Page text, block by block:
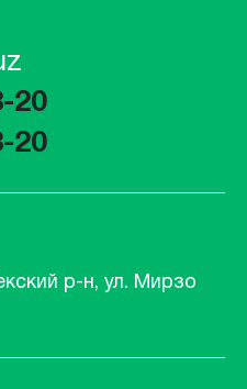
20
20
р-н, ул. Мирзо